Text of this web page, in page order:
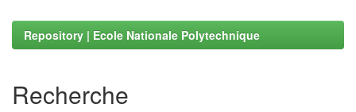
Repository | Ecole Nationale Polytechnique
Recherche